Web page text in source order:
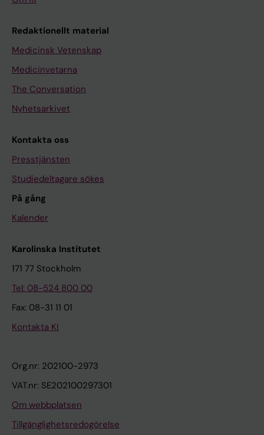
Redaktionellt material
Medicinsk Vetenskap
Medicinvetarna
The Conversation
Nyhetsarkivet
Kontakta oss
Presstjänsten
Studiedeltagare sökes
På gång
Kalender
Karolinska Institutet
171 77 Stockholm
Tel: 08-524 800 00
Fax: 08-31 11 01
Kontakta KI
Org.nr: 202100-2973
VAT.nr: SE202100297301
Om webbplatsen
Tillgänglighetsredogörelse